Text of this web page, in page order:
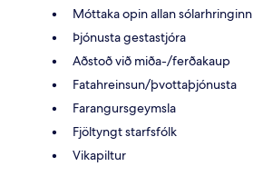
Móttaka opin allan sólarhringinn
Þjónusta gestastjóra
Aðstoð við miða-/ferðakaup
Fatahreinsun/þvottaþjónusta
Farangursgeymsla
Fjöltyngt starfsfólk
Vikapiltur